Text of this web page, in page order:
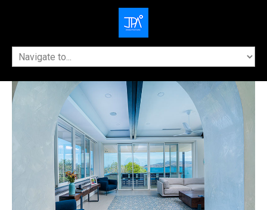
Inicio
Quiénes Somos
Contáctenos